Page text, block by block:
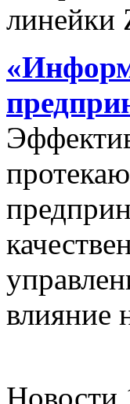
линейки
влияние